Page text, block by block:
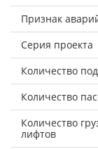
Признак
Серия проекта
Количество
Количество
Количество
лифтов